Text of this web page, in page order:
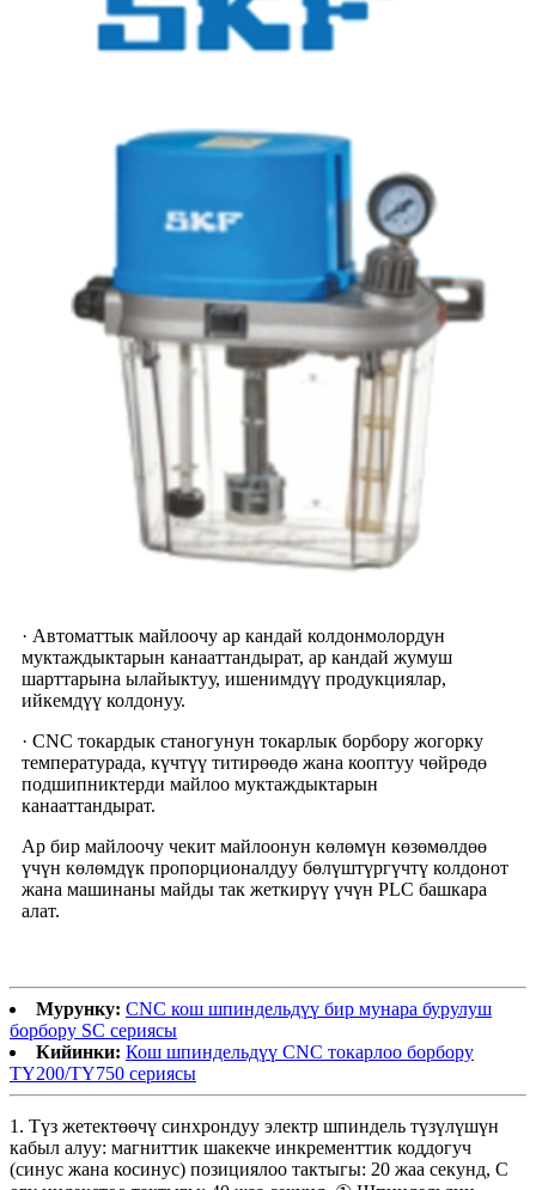
· Автоматтык майлоочу ар кандай колдонмолордун
муктаждыктарын канааттандырат, ар кандай жумуш
шарттарына ылайыктуу, ишенимдүү продукциялар,
ийкемдүү колдонуу.
· CNC токардык станогунун токарлык борбору жогорку
температурада, күчтүү титирөөдө жана кооптуу чөйрөдө
подшипниктерди майлоо муктаждыктарын
канааттандырат.
Ар бир майлоочу чекит майлоонун көлөмүн көзөмөлдөө
үчүн көлөмдүк пропорционалдуу бөлүштүргүчтү колдонот
жана машинаны майды так жеткирүү үчүн PLC башкара
алат.
Мурунку: CNC кош шпиндельдүү бир мунара бурулуш
борбору SC сериясы
Кийинки: Кош шпиндельдүү CNC токарлоо борбору
TY200/TY750 сериясы
1. Түз жетектөөчү синхрондуу электр шпиндель түзүлүшүн
кабыл алуу: магниттик шакекче инкременттик коддогуч
(синус жана косинус) позициялоо тактыгы: 20 жаа секунд, С